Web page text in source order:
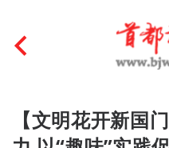
首页
【文明花开新国